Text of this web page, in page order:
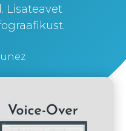
Lisateavet